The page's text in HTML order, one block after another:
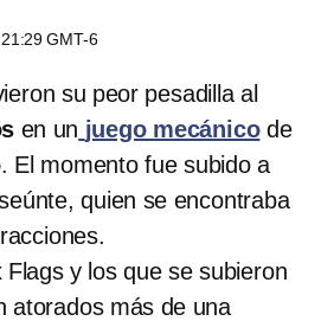
GMT-6
su peor pesadilla al
en un juego mecánicode
. El momento fue subido a
quien se encontraba
Flags y los que se subieron
atorados más de una